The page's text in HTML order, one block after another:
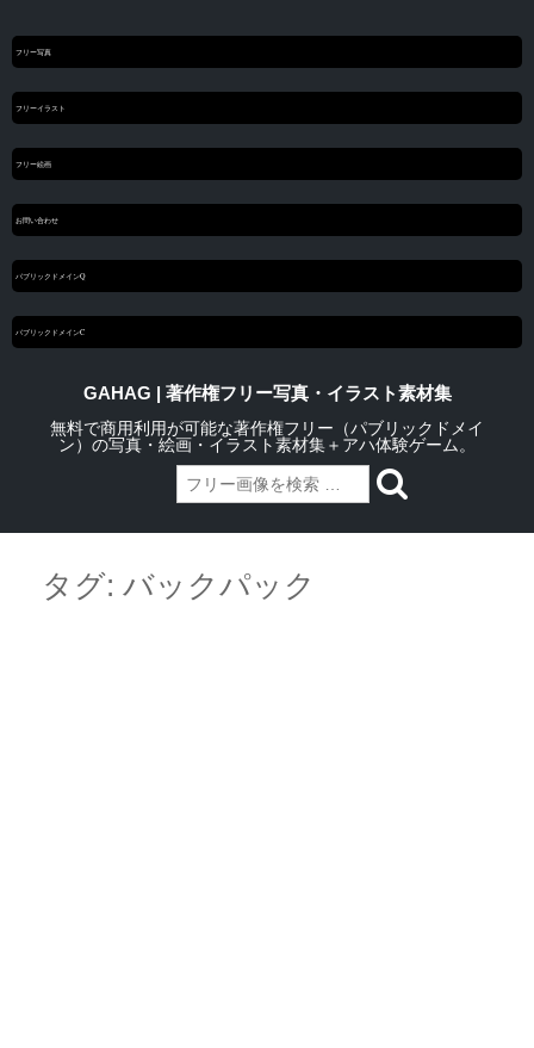
フリー写真
フリーイラスト
フリー絵画
お問い合わせ
パブリックドメインQ
パブリックドメインC
GAHAG | 著作権フリー写真・イラスト素材集
無料で商用利用が可能な著作権フリー（パブリックドメイ
ン）の写真・絵画・イラスト素材集＋アハ体験ゲーム。
contentタグ: バックパック